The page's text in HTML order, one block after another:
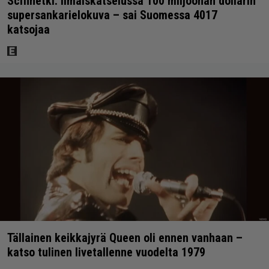
supersankarielokuva – sai Suomessa 4017
katsojaa
Tällainen keikkajyrä Queen oli ennen vanhaan –
katso tulinen livetallenne vuodelta 1979